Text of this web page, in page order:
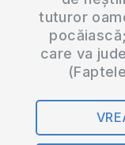
tuturor
care va